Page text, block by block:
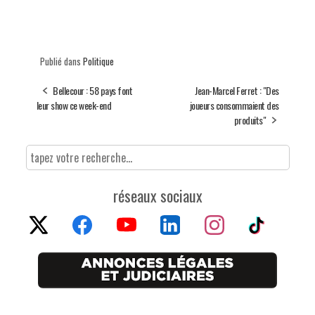
Publié dans Politique
Bellecour : 58 pays font
leur show ce week-end
Jean-Marcel Ferret : "Des
joueurs consommaient des
produits"
réseaux sociaux